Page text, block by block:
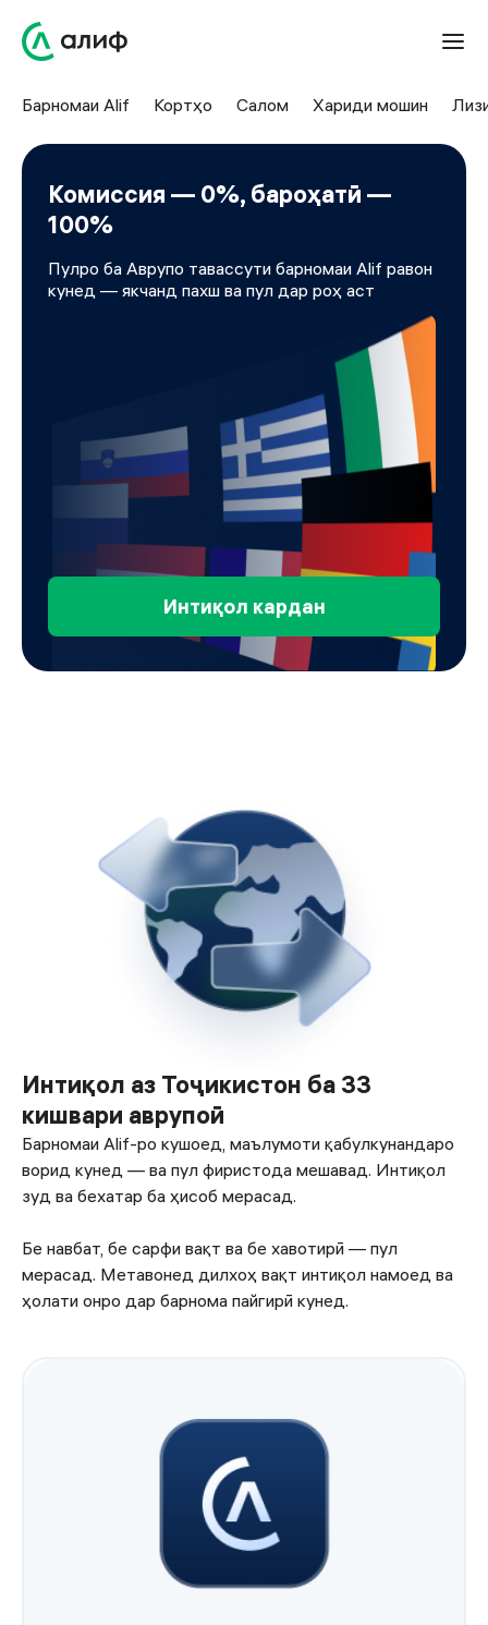
Барномаи Alif Кортҳо Салом Хариди мошин
Комиссия — 0%, бароҳатӣ —
100%
Пулро ба Аврупо тавассути барномаи Alif равон
кунед — якчанд пахш ва пул дар роҳ аст
Интиқол кардан
Интиқол аз Тоҷикистон ба 33
кишвари аврупоӣ
Барномаи Alif-ро кушоед, маълумоти қабулкунандаро
ворид кунед — ва пул фиристода мешавад. Интиқол
зуд ва бехатар ба ҳисоб мерасад.
Бе навбат, бе сарфи вақт ва бе хавотирӣ — пул
мерасад. Метавонед дилхоҳ вақт интиқол намоед ва
ҳолати онро дар барнома пайгирӣ кунед.